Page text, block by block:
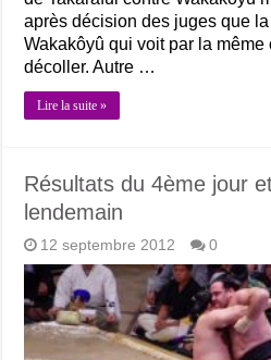
après décision des juges que
Wakakôyû qui voit par la
décoller. Autre …
Lire la suite »
Résultats du 4ème jour
lendemain
12 septembre 2012 0